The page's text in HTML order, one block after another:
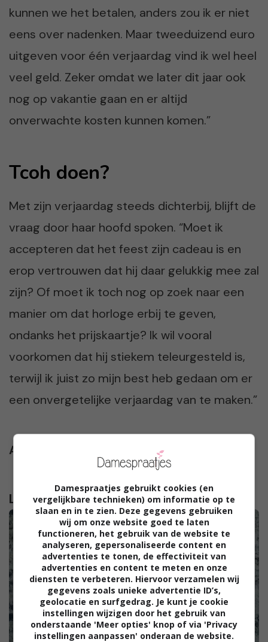
kunnen we het betalen, anders zou ik er niet
eens over nadenken. Maar tweeduizend euro
uitgeven voor één verjaardag vind ik wel heel
veel geld. Zeker omdat we later dit jaar ook
nog op vakantie gaan en er altijd
onverwachte kosten kunnen komen.”
Tcoh doen?
Met zijn verjaardag steeds dichterbij, blijft de
vraag door haar hoofd spoken. “Moet ik
accepteren dat het feest zijn cadeau is en
erop vertrouwen dat hij daar gelukkig mee zal
zijn? Of moet ik toch nog op zoek naar een
manier om dat horloge erbij te geven,
ondanks het prijskaartje? Ik wil vooral
voorkomen dat hij stiekem teleurgesteld is,
terwijl ik juist zo mijn best heb gedaan om er
een onvergetelijke verjaardag van te maken.”
Afbeelding
Lees verder...
Damespraatjes gebruikt cookies (en
vergelijkbare technieken) om informatie op te
slaan en in te zien. Deze gegevens gebruiken
wij om onze website goed te laten
functioneren, het gebruik van de website te
analyseren, gepersonaliseerde content en
advertenties te tonen, de effectiviteit van
advertenties en content te meten en onze
diensten te verbeteren. Hiervoor verzamelen wij
gegevens zoals unieke advertentie ID’s,
geolocatie en surfgedrag. Je kunt je cookie
instellingen wijzigen door het gebruik van
onderstaande 'Meer opties' knop of via 'Privacy
instellingen aanpassen' onderaan de website.